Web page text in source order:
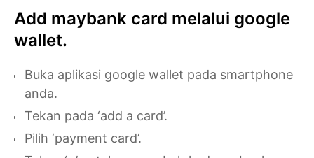
Add maybank card melalui google
wallet.
Buka aplikasi google wallet pada smartphone
anda.
Tekan pada ‘add a card’.
Pilih ‘payment card’.